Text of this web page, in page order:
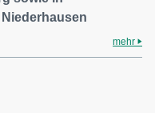
mehr